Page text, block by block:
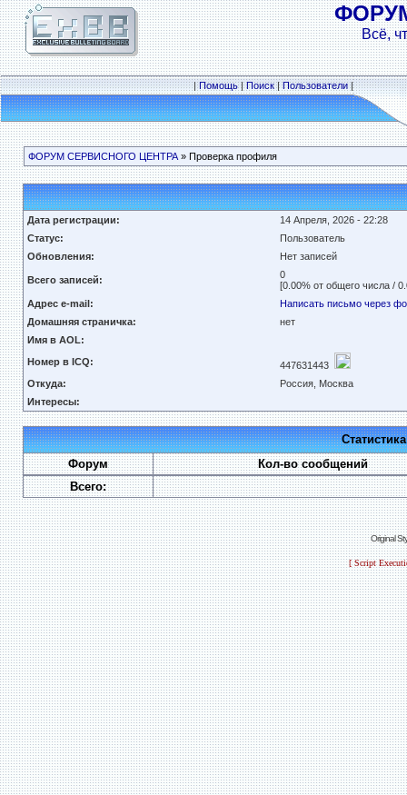
Всё,
|Помощь|Поиск|Пользователи|
ФОРУМ СЕРВИСНОГО ЦЕНТРА» Проверка профиля
Дата регистрации:
14 Апреля, 2026 - 22:28
Статус:
Пользователь
Обновления:
Нет записей
Всего записей:
0
[0.00% от общего числа /
Адрес e-mail:
Написать письмо через
Домашняя страничка:
нет
Имя в AOL:
Номер в ICQ:
447631443
Откуда:
Россия, Москва
Интересы:
Форум
Кол-во сообщений
Всего:
Original
[ Script